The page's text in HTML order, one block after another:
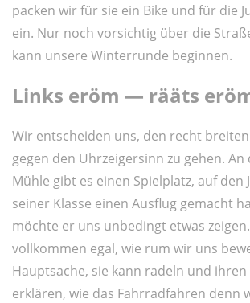
packen wir für sie ein Bike und für die
ein. Nur noch vorsichtig über die
kann unsere Winterrunde beginnen.
Links eröm — rääts
Wir entscheiden uns, den recht
gegen den Uhrzeigersinn zu gehen. An
Mühle gibt es einen Spielplatz, auf den
seiner Klasse einen Ausflug gemacht
möchte er uns unbedingt etwas
vollkommen egal, wie rum wir uns
Hauptsache, sie kann radeln und
erklären, wie das Fahrradfahren denn